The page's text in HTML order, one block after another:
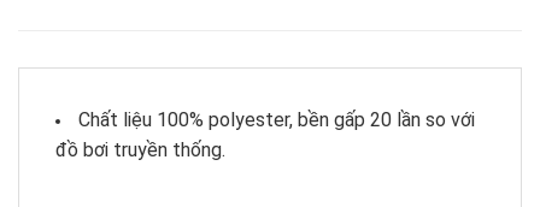
Chất liệu 100% polyester, bền gấp 20 lần so với
đồ bơi truyền thống.